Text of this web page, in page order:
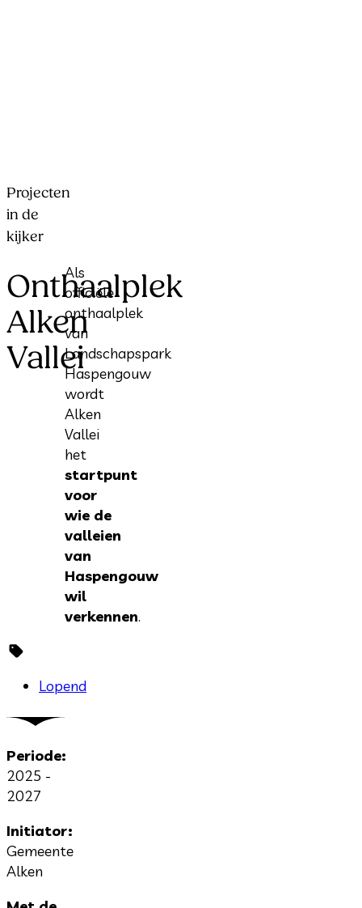
Projecten
in de
kijker
Onthaalplek
Alken
Vallei
Als
officiële
onthaalplek
van
Landschapspark
Haspengouw
wordt
Alken
Vallei
het
startpunt
voor
wie de
valleien
van
Haspengouw
wil
verkennen.
Lopend
Periode:
2025 -
2027
Initiator:
Gemeente
Alken